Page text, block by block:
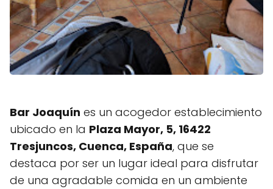
Bar Joaquín es un acogedor establecimiento
ubicado en la Plaza Mayor, 5, 16422
Tresjuncos, Cuenca, España, que se
destaca por ser un lugar ideal para disfrutar
de una agradable comida en un ambiente